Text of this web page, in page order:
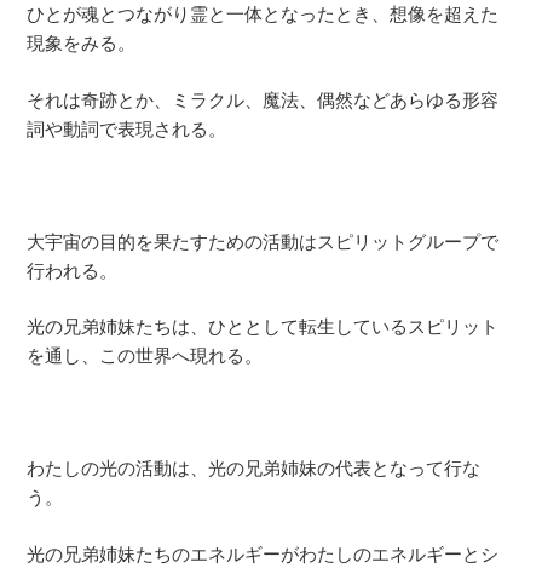
ひとが魂とつながり霊と一体となったとき、想像を超えた
現象をみる。
それは奇跡とか、ミラクル、魔法、偶然などあらゆる形容
詞や動詞で表現される。
大宇宙の目的を果たすための活動はスピリットグループで
行われる。
光の兄弟姉妹たちは、ひととして転生しているスピリット
を通し、この世界へ現れる。
わたしの光の活動は、光の兄弟姉妹の代表となって行な
う。
光の兄弟姉妹たちのエネルギーがわたしのエネルギーとシ